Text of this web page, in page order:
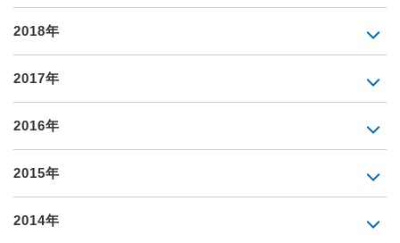
2018年
2017年
2016年
2015年
2014年